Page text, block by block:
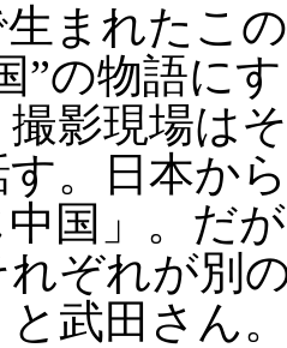
まれたこ
”の物語に
撮影現場は
す。日本か
国」。だ
れぞれが別
と武田さん